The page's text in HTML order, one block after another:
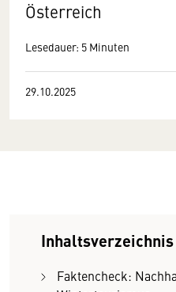
Österreich
Lesedauer: 5 Minuten
29.10.2025
Inhaltsverzeichnis
Faktencheck: